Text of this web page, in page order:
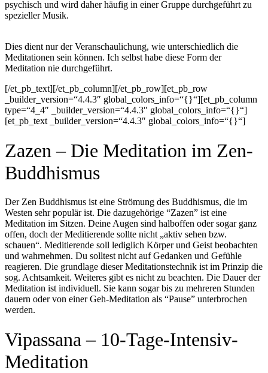
psychisch und wird daher häufig in einer Gruppe durchgeführt zu
spezieller Musik.
Dies dient nur der Veranschaulichung, wie unterschiedlich die
Meditationen sein können. Ich selbst habe diese Form der
Meditation nie durchgeführt.
[/et_pb_text][/et_pb_column][/et_pb_row][et_pb_row
_builder_version=“4.4.3″ global_colors_info=“{}“][et_pb_column
type=“4_4″ _builder_version=“4.4.3″ global_colors_info=“{}“]
[et_pb_text _builder_version=“4.4.3″ global_colors_info=“{}“]
Zazen – Die Meditation im Zen-
Buddhismus
Der Zen Buddhismus ist eine Strömung des Buddhismus, die im
Westen sehr populär ist. Die dazugehörige “Zazen” ist eine
Meditation im Sitzen. Deine Augen sind halboffen oder sogar ganz
offen, doch der Meditierende sollte nicht „aktiv sehen bzw.
schauen“. Meditierende soll lediglich Körper und Geist beobachten
und wahrnehmen. Du solltest nicht auf Gedanken und Gefühle
reagieren. Die grundlage dieser Meditationstechnik ist im Prinzip die
sog. Achtsamkeit. Weiteres gibt es nicht zu beachten. Die Dauer der
Meditation ist individuell. Sie kann sogar bis zu mehreren Stunden
dauern oder von einer Geh-Meditation als “Pause” unterbrochen
werden.
Vipassana – 10-Tage-Intensiv-
Meditation